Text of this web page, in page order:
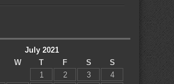
July 2021
W T F S
S
1
2 3
4